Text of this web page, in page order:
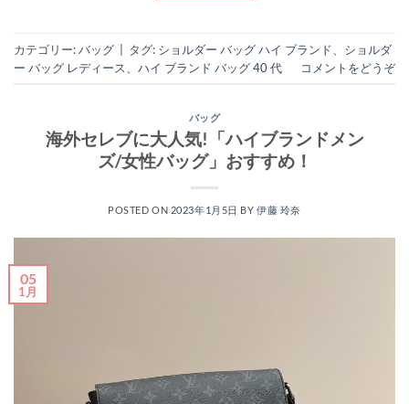
カテゴリー:バッグ タグ: ショルダー バッグ ハイ ブランド
ショルダ
ー バッグ レディース
ハイ ブランド バッグ 40 代 コメントをどうぞ
バッグ
海外セレブに大人気!「ハイブランドメン
ズ/女性バッグ」おすすめ！
POSTED ON 2023年1月5日 BY伊藤 玲奈
05
1月